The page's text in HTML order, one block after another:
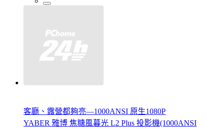
客廳、露營都夠亮—1000ANSI 原生1080P
YABER 雅博 焦糖風暮光 L2 Plus 投影機(1000ANSI